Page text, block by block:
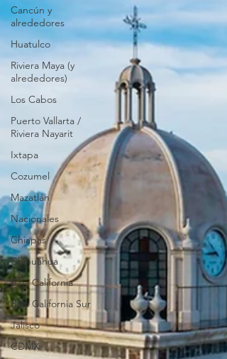
VIAJES 2027
Cancún y
alrededores
Huatulco
Riviera Maya (y
alrededores)
Los Cabos
Puerto Vallarta /
Riviera Nayarit
Ixtapa
Cozumel
Mazatlán
Nacionales
Chiapas
Chihuahua
Baja California
Baja California Sur
Jalisco
CDMX